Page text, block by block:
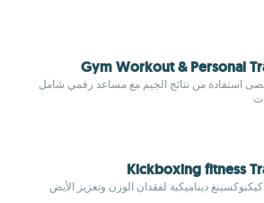
Gym Workout & Personal
استفادة من نتائج الجيم مع مساعد رقمي شامل
Kickboxing fitness
ديناميكية لفقدان الوزن وتعزيز الأيض